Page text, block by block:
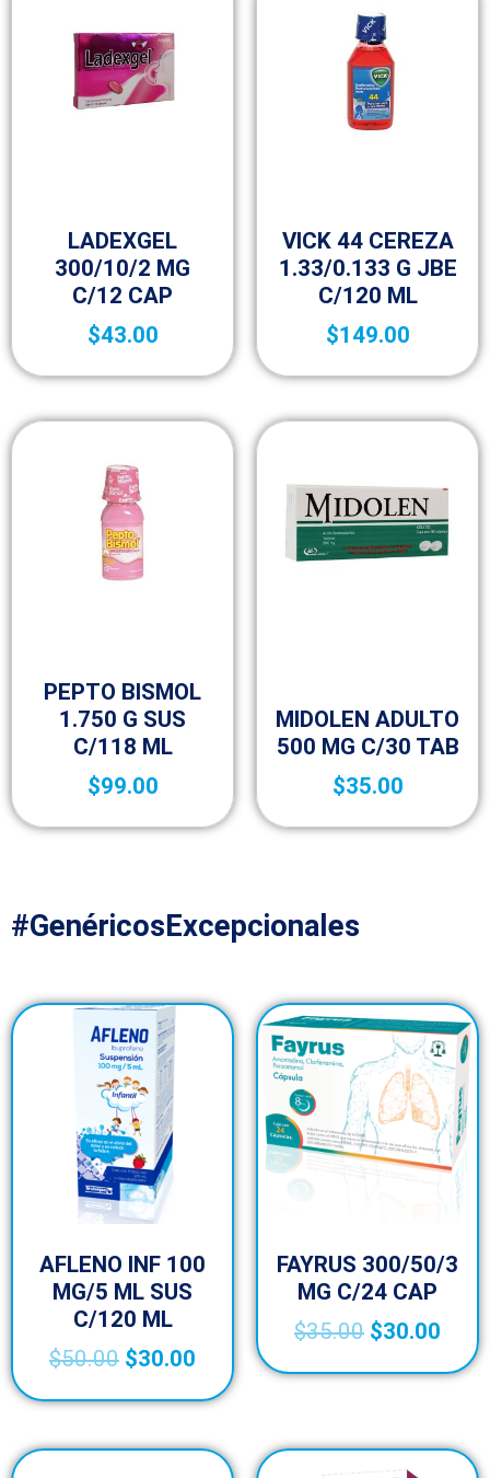
LADEXGEL
300/10/2 MG
C/12 CAP
$43.00
VICK 44 CEREZA
1.33/0.133 G JBE
C/120 ML
$149.00
PEPTO BISMOL
1.750 G SUS
C/118 ML
$99.00
MIDOLEN ADULTO
500 MG C/30 TAB
$35.00
#GenéricosExcepcionales
AFLENO INF 100
MG/5 ML SUS
C/120 ML
$50.00 $30.00
FAYRUS 300/50/3
MG C/24 CAP
$35.00 $30.00